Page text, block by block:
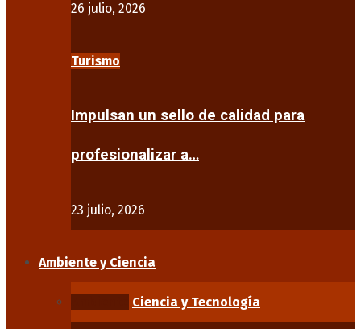
26 julio, 2026
Turismo
Impulsan un sello de calidad para
profesionalizar a…
23 julio, 2026
Ambiente y Ciencia
Ciencia y Tecnología